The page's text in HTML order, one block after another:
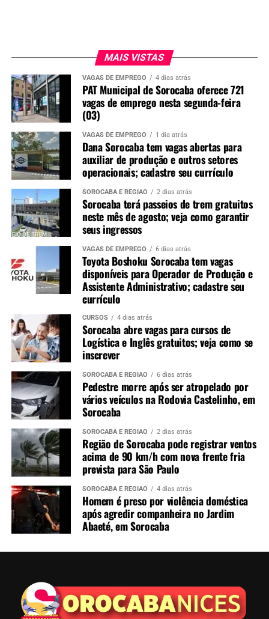
MAIS VISTAS
VAGAS DE EMPREGO 4 dias atrás
PAT Municipal de Sorocaba oferece 721
vagas de emprego nesta segunda-feira
(03)
VAGAS DE EMPREGO 1 dia atrás
Dana Sorocaba tem vagas abertas para
auxiliar de produção e outros setores
operacionais; cadastre seu currículo
SOROCABA E REGIÃO 2 dias atrás
Sorocaba terá passeios de trem gratuitos
neste mês de agosto; veja como garantir
seus ingressos
VAGAS DE EMPREGO 6 dias atrás
Toyota Boshoku Sorocaba tem vagas
disponíveis para Operador de Produção e
Assistente Administrativo; cadastre seu
currículo
CURSOS 4 dias atrás
Sorocaba abre vagas para cursos de
Logística e Inglês gratuitos; veja como se
inscrever
SOROCABA E REGIÃO 6 dias atrás
Pedestre morre após ser atropelado por
vários veículos na Rodovia Castelinho, em
Sorocaba
SOROCABA E REGIÃO 2 dias atrás
Região de Sorocaba pode registrar ventos
acima de 90 km/h com nova frente fria
prevista para São Paulo
SOROCABA E REGIÃO 4 dias atrás
Homem é preso por violência doméstica
após agredir companheira no Jardim
Abaeté, em Sorocaba